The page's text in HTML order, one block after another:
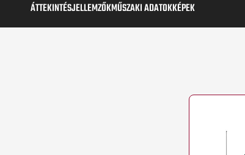
ÁTTEKINTÉSJELLEMZŐKMŰSZAKI ADATOKKÉPEK